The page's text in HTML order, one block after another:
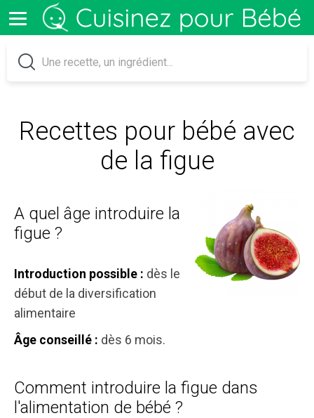
Recettes pour bébé avec
de la figue
A quel âge introduire la
figue ?
Introduction possible : dès le
début de la diversification
alimentaire
Âge conseillé : dès 6 mois.
Comment introduire la figue dans
l'alimentation de bébé ?